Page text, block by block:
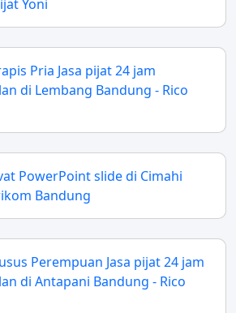
Yoni
Pria Jasa pijat 24 jam
di Lembang Bandung - Rico
PowerPoint slide di Cimahi
Bandung
Perempuan Jasa pijat 24 jam
di Antapani Bandung - Rico